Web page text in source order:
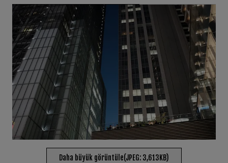
Daha büyük görüntüle(JPEG: 3,613KB)